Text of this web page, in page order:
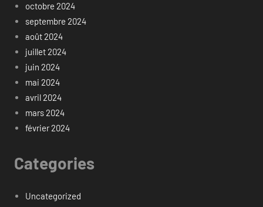
octobre 2024
septembre 2024
août 2024
juillet 2024
juin 2024
mai 2024
avril 2024
mars 2024
février 2024
Categories
Uncategorized